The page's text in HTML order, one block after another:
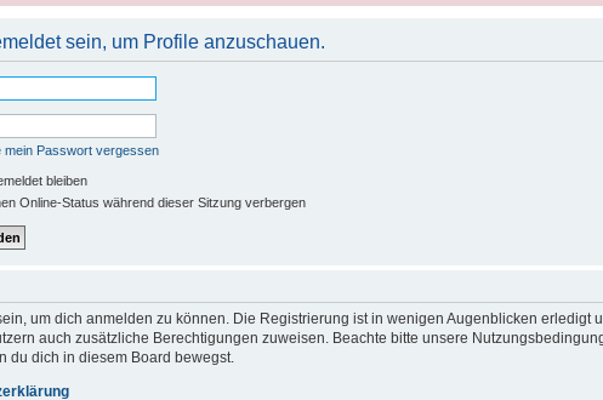
sein, um Profile anzuschauen.
mein Passwort vergessen
bleiben
Online-Status während dieser Sitzung verbergen
um dich anmelden zu können. Die Registrierung ist in wenigen Augenblicken
auch zusätzliche Berechtigungen zuweisen. Beachte bitte unsere
du dich in diesem Board bewegst.